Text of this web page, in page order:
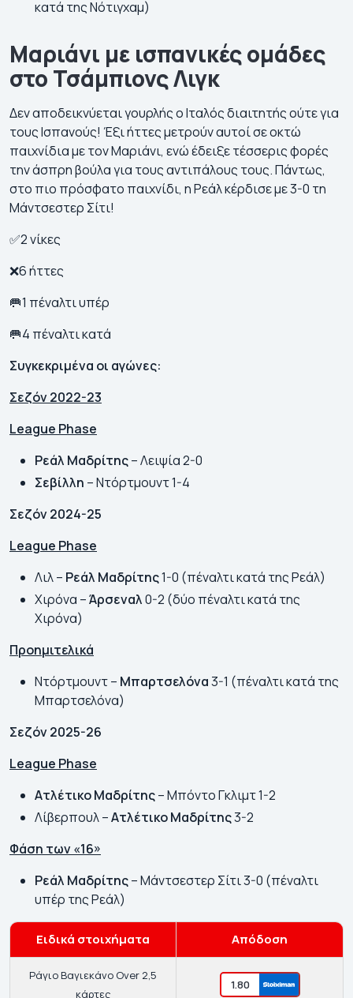
κατά της Νότιγχαμ)
Μαριάνι με ισπανικές ομάδες
στο Τσάμπιονς Λιγκ
Δεν αποδεικνύεται γουρλής ο Ιταλός διαιτητής ούτε για
τους Ισπανούς! Έξι ήττες μετρούν αυτοί σε οκτώ
παιχνίδια με τον Μαριάνι, ενώ έδειξε τέσσερις φορές
την άσπρη βούλα για τους αντιπάλους τους. Πάντως,
στο πιο πρόσφατο παιχνίδι, η Ρεάλ κέρδισε με 3-0 τη
Μάντσεστερ Σίτι!
✅2 νίκες
❌6 ήττες
🥅1 πέναλτι υπέρ
🥅4 πέναλτι κατά
Συγκεκριμένα οι αγώνες:
Σεζόν 2022-23
League Phase
Ρεάλ Μαδρίτης– Λειψία 2-0
Σεβίλλη – Ντόρτμουντ 1-4
Σεζόν 2024-25
League Phase
Λιλ – Ρεάλ Μαδρίτης1-0 (πέναλτι κατά της Ρεάλ)
Χιρόνα –Άρσεναλ0-2 (δύο πέναλτι κατά της
Χιρόνα)
Προημιτελικά
Ντόρτμουντ – Μπαρτσελόνα3-1 (πέναλτι κατά της
Μπαρτσελόνα)
Σεζόν 2025-26
League Phase
Ατλέτικο Μαδρίτης– Μπόντο Γκλιμτ 1-2
Λίβερπουλ –Ατλέτικο Μαδρίτης3-2
Φάση των «16»
Ρεάλ Μαδρίτης– Μάντσεστερ Σίτι 3-0 (πέναλτι
υπέρ της Ρεάλ)
Ειδικά στοιχήματα Απόδοση
Ράγιο Βαγιεκάνο Over 2,5
κάρτες
1.80